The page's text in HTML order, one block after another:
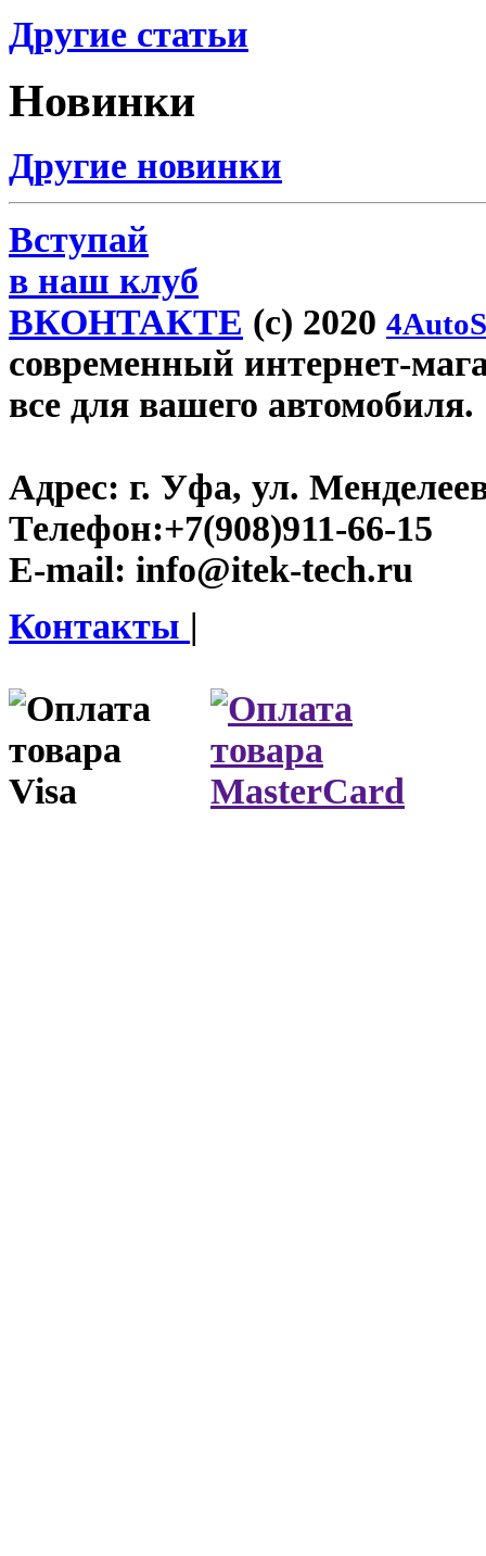
Другие статьи
Новинки
Другие новинки
Вступай
в наш клуб
ВКОНТАКТЕ (c) 2020
современный интернет-
все для вашего автомобиля.
Адрес: г. Уфа, ул.
Телефон:+7(908)911-66-15
E-mail: info@itek-tech.ru
Контакты |